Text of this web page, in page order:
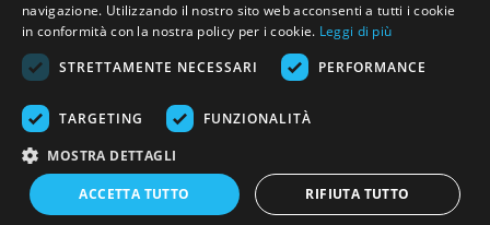
Trasparenza e sicurezza
Area Clienti
R.G. Sound di Rosini Guido
- Tel. e Fax (+39) 0577.716097 - Partita IVA IT01002570529 REA SI-
113696
Created by: Advinser
navigazione. Utilizzando il nostro sito web acconsenti a tutti i cookie
in conformità con la nostra policy per i cookie. Leggi di più
STRETTAMENTE NECESSARI
PERFORMANCE
TARGETING FUNZIONALITÀ
MOSTRA DETTAGLI
ACCETTA TUTTO RIFIUTA TUTTO